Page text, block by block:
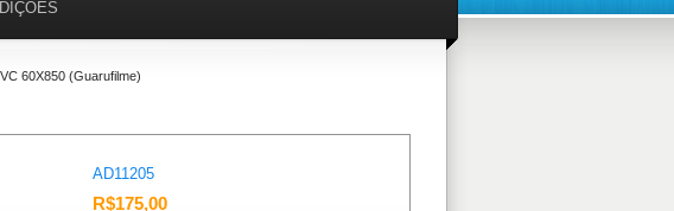
60X850 (Guarufilme)
AD11205
R$175,00